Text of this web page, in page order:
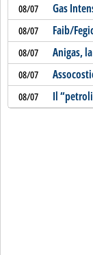
08/07 Gas
08/07 Faib/
08/07 Anigas,
08/07
08/07 Il